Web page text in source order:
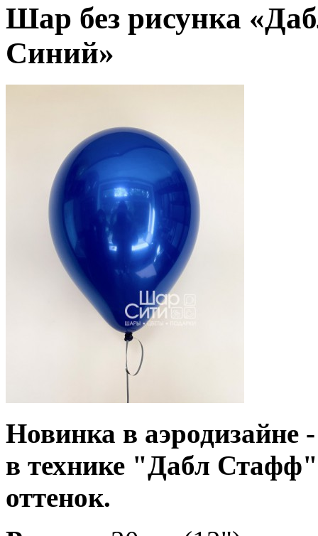
Шар без рисунка
Синий»
Новинка в аэродизайне
в технике "Дабл
оттенок.